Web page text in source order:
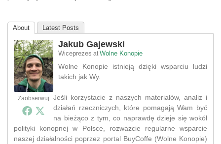
About Latest Posts
Zaobserwuj
Jakub Gajewski
Wiceprezes at Wolne Konopie
Wolne Konopie istnieją dzięki wsparciu ludzi
takich jak Wy.
Jeśli korzystacie z naszych materiałów, analiz i
działań rzeczniczych, które pomagają Wam być
na bieżąco z tym, co naprawdę dzieje się wokół
polityki konopnej w Polsce, rozważcie regularne wsparcie
naszej działalności poprzez portal BuyCoffe (Wolne Konopie)